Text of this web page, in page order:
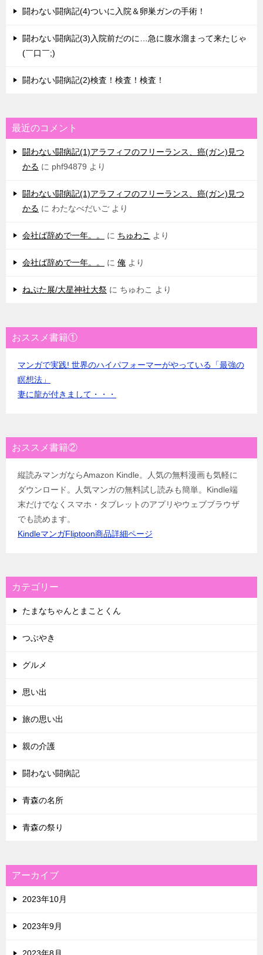
闘わない闘病記(4)ついに入院＆卵巣ガンの手術！
闘わない闘病記(3)入院前だのに…急に腹水溜まって来たじゃ
(￣口￣;)
闘わない闘病記(2)検査！検査！検査！
最近のコメント
闘わない闘病記(1)アラフィフのフリーランス、癌(ガン)見つ
かる に phf94879 より
闘わない闘病記(1)アラフィフのフリーランス、癌(ガン)見つ
かる に わたなべだいご より
会社ば辞めで一年。。 に ちゅわこ より
会社ば辞めで一年。。 に 俺 より
ねぷた展/大星神社大祭 に ちゅわこ より
おススメ書籍①
マンガで実践! 世界のハイパフォーマーがやっている「最強の
瞑想法」
妻に龍が付きまして・・・
おススメ書籍②
縦読みマンガならAmazon Kindle。人気の無料漫画も気軽に
ダウンロード。人気マンガの無料試し読みも簡単。Kindle端
末だけでなくスマホ・タブレットのアプリやウェブブラウザ
でも読めます。
KindleマンガFliptoon商品詳細ページ
カテゴリー
たまなちゃんとまことくん
つぶやき
グルメ
思い出
旅の思い出
親の介護
闘わない闘病記
青森の名所
青森の祭り
アーカイブ
2023年10月
2023年9月